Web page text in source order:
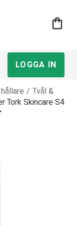
shopping_bag
LOGGA IN
/ Tvål &
Tork Skincare S4